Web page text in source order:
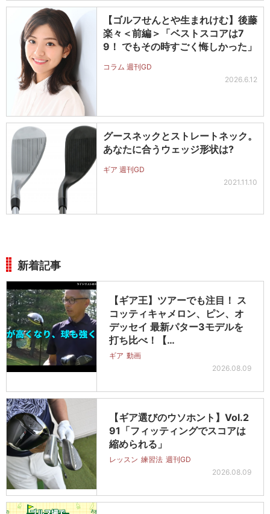
【ゴルフせんとや生まれけむ】後藤
楽々＜前編＞「ベストスコアは7
9！ でもその時すごく悔しかった」
コラム 週刊GD
2026.6.12
グースネックとストレートネック。
あなたに合うウェッジ形状は?
ギア 週刊GD
2021.11.10
新着記事
【ギア王】ツアーでも注目！ ス
コッティキャメロン、ピン、オ
デッセイ 最新パター3モデルを
打ち比べ！【…
ギア 動画
2026.08.09
【ギア選びのウソホント】Vol.2
91「フィッティングでスコアは
縮められる」
レッスン 練習法 週刊GD
2026.08.09